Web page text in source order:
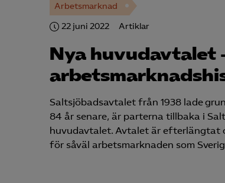
Arbetsmarknad
22 juni 2022 Artiklar
Nya huvud­avtalet
Saltsjöbadsavtalet från 1938 lade
84 år senare, är parterna tillbaka i
huvudavtalet. Avtalet är efterlängtat
för såväl arbetsmarknaden som